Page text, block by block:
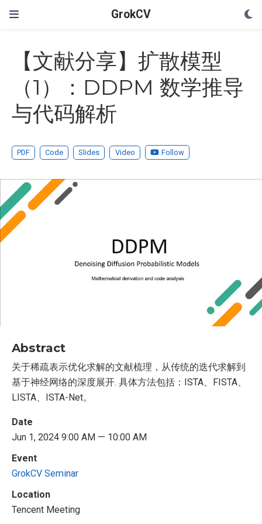
GrokCV
【文献分享】扩散模型
（1）：DDPM 数学推导
与代码解析
PDF Code Slides Video Follow
Abstract
关于稀疏表示优化求解的文献梳理，从传统的迭代求解到
基于神经网络的深度展开. 具体方法包括：ISTA、FISTA、
LISTA、ISTA-Net。
Date
Jun 1, 2024 9:00 AM — 10:00 AM
Event
GrokCV Seminar
Location
Tencent Meeting